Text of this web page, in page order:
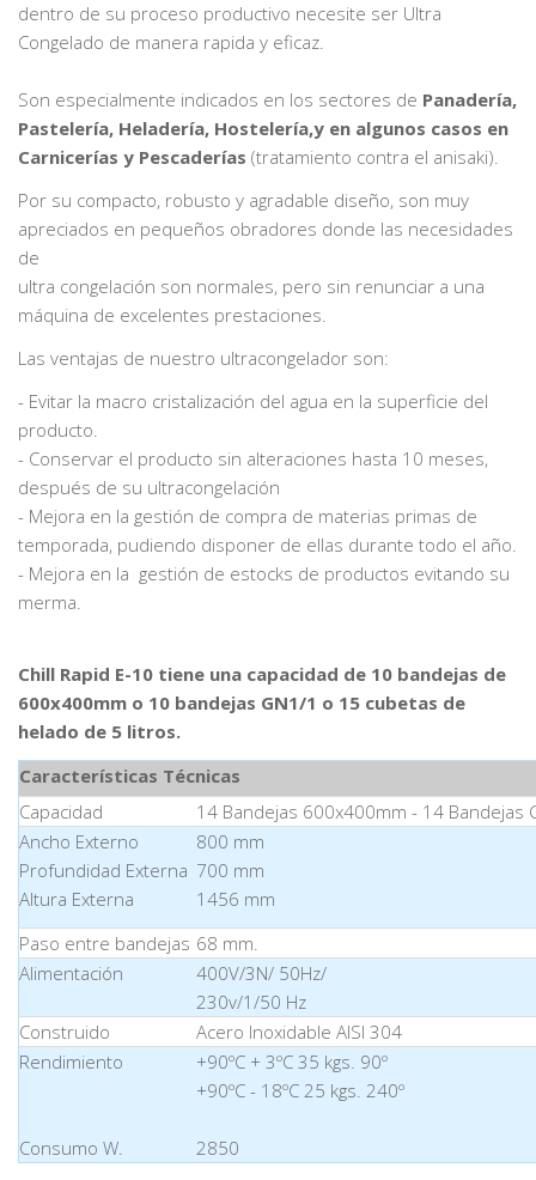
dentro de su proceso productivo necesite ser Ultra
Congelado de manera rapida y eficaz.
Son especialmente indicados en los sectores de Panadería,
Pastelería, Heladería, Hostelería,y en algunos casos en
Carnicerías y Pescaderías (tratamiento contra el anisaki).
Por su compacto, robusto y agradable diseño, son muy
apreciados en pequeños obradores donde las necesidades
de
ultra congelación son normales, pero sin renunciar a una
máquina de excelentes prestaciones.
Las ventajas de nuestro ultracongelador son:
- Evitar la macro cristalización del agua en la superficie del
producto.
- Conservar el producto sin alteraciones hasta 10 meses,
después de su ultracongelación
- Mejora en la gestión de compra de materias primas de
temporada, pudiendo disponer de ellas durante todo el año.
- Mejora en la gestión de estocks de productos evitando su
merma.
Chill Rapid E-10 tiene una capacidad de 10 bandejas de
600x400mm o 10 bandejas GN1/1 o 15 cubetas de
helado de 5 litros.
Características Técnicas
Capacidad
14 Bandejas 600x400mm - 14 Bandejas
Ancho Externo
Profundidad Externa
Altura Externa
800 mm
700 mm
1456 mm
Paso entre bandejas 68 mm.
Alimentación
400V/3N/ 50Hz/
230v/1/50 Hz
Construido
Acero Inoxidable AISI 304
Rendimiento
Consumo W.
+90ºC + 3ºC 35 kgs. 90º
+90ºC - 18ºC 25 kgs. 240º
2850